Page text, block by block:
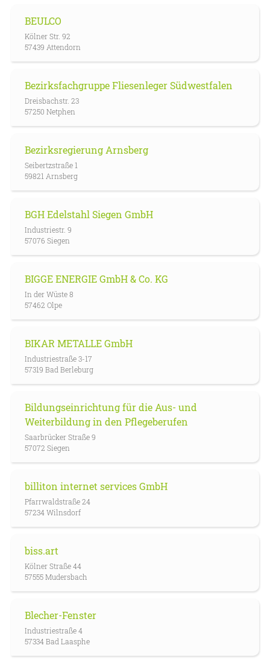
BEULCO
Kölner Str. 92
57439 Attendorn
Bezirksfachgruppe Fliesenleger Südwestfalen
Dreisbachstr. 23
57250 Netphen
Bezirksregierung Arnsberg
Seibertzstraße 1
59821 Arnsberg
BGH Edelstahl Siegen GmbH
Industriestr. 9
57076 Siegen
BIGGE ENERGIE GmbH & Co. KG
In der Wüste 8
57462 Olpe
BIKAR METALLE GmbH
Industriestraße 3-17
57319 Bad Berleburg
Bildungseinrichtung für die Aus- und
Weiterbildung in den Pflegeberufen
Saarbrücker Straße 9
57072 Siegen
billiton internet services GmbH
Pfarrwaldstraße 24
57234 Wilnsdorf
biss.art
Kölner Straße 44
57555 Mudersbach
Blecher-Fenster
Industriestraße 4
57334 Bad Laasphe